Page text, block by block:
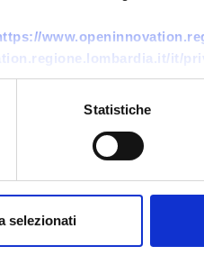
it/
Statistiche
selezionati
e
SCOPRI DI PIÙ →
marzo 2027